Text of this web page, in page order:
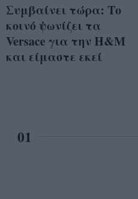
Συμβαίνει τώρα: Το
κοινό ψωνίζει τα
Versace για την H&M
και είμαστε εκεί
01